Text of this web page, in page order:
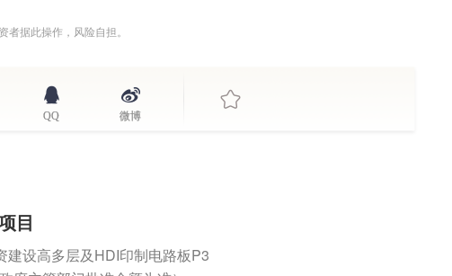
据此操作，风险自担。
QQ 微博
目
设高多层及HDI印制电路板P3